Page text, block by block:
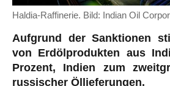
Haldia-Raffinerie. Bild: Indian Oil
Aufgrund der Sanktionen
von Erdölprodukten aus
Prozent, Indien zum
russischer Öllieferungen.